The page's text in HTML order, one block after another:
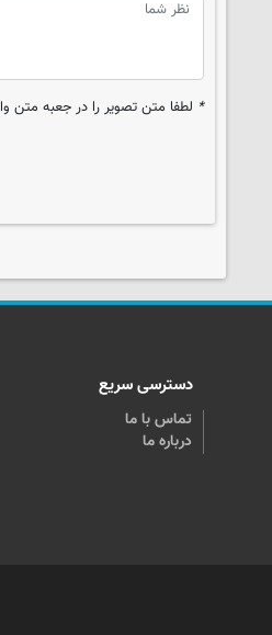
* لطفا متن تصویر را در جعبه متن
دسترسی سریع
تماس با ما
درباره ما